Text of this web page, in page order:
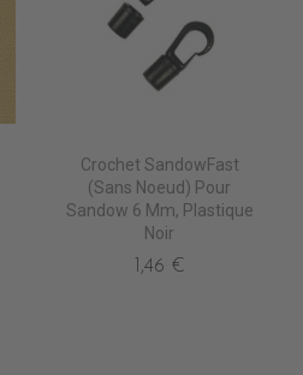
Crochet SandowFast
(sans Noeud) Pour
Sandow 6 Mm, Plastique
Noir
1,46 €